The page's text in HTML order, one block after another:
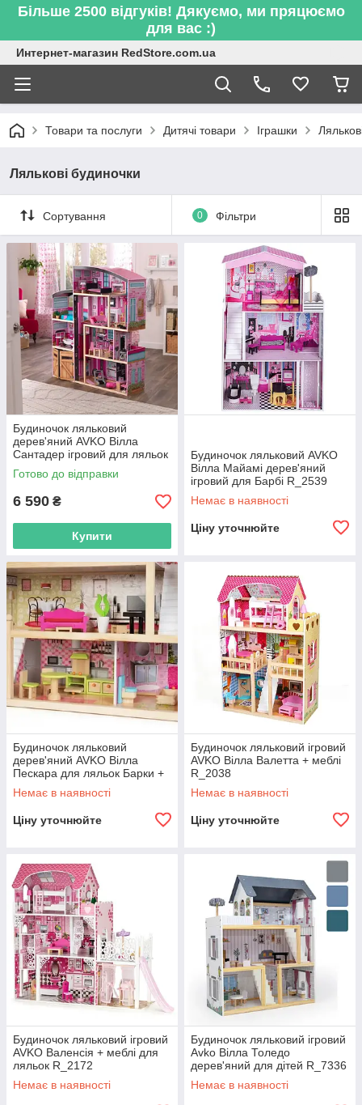
Більше 2500 відгуків! Дякуємо, ми пряцюємо
для вас :)
Интернет-магазин RedStore.com.ua
Товари та послуги Дитячі товари Іграшки
Лялькові будиночки
Сортування 0 Фільтри
Будиночок ляльковий
дерев'яний AVKO Вілла
Сантадер ігровий для ляльок
Барбі + меблі + звук + світло
R_2549
Готово до відправки
6 590 ₴
Купити
Будиночок ляльковий AVKO
Вілла Майамі дерев'яний
ігровий для Барбі R_2539
Немає в наявності
Ціну уточнюйте
Будиночок ляльковий
дерев'яний AVKO Вілла
Пескара для ляльок Барки +
меблі R_2030
Немає в наявності
Ціну уточнюйте
Будиночок ляльковий ігровий
AVKO Вілла Валетта + меблі
R_2038
Немає в наявності
Ціну уточнюйте
Будиночок ляльковий ігровий
AVKO Валенсія + меблі для
ляльок R_2172
Немає в наявності
Будиночок ляльковий ігровий
Avko Вілла Толедо
дерев'яний для дітей R_7336
Немає в наявності